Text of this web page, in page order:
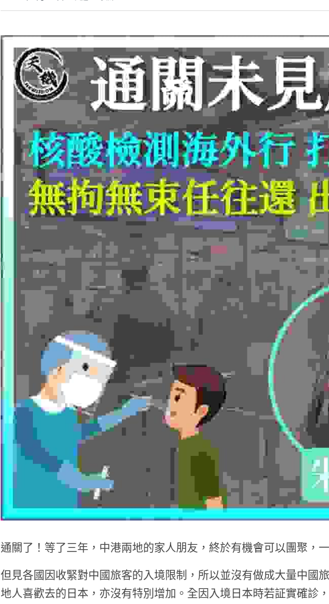
通關了！等了三年，中港兩地的家人朋友，終於有機會可以團聚，
但見各國因收緊對中國旅客的入境限制，所以並沒有做成大量中國
地人喜歡去的日本，亦沒有特別增加。全因入境日本時若証實確診